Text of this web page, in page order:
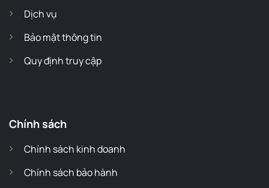
Dịch vụ
Bảo mật thông tin
Quy định truy cập
Chính sách
Chính sách kinh doanh
Chính sách bảo hành